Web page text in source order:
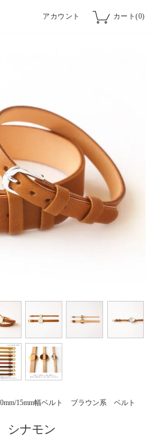
アカウント カート(0)
15mm幅ベルト ブラウン系 ベルト
ナモン